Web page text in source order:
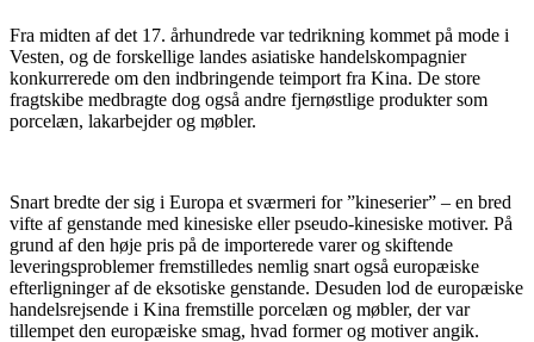
Fra midten af det 17. århundrede var tedrikning kommet på mode i
Vesten, og de forskellige landes asiatiske handelskompagnier
konkurrerede om den indbringende teimport fra Kina. De store
fragtskibe medbragte dog også andre fjernøstlige produkter som
porcelæn, lakarbejder og møbler.
Snart bredte der sig i Europa et sværmeri for ”kineserier” – en bred
vifte af genstande med kinesiske eller pseudo-kinesiske motiver. På
grund af den høje pris på de importerede varer og skiftende
leveringsproblemer fremstilledes nemlig snart også europæiske
efterligninger af de eksotiske genstande. Desuden lod de europæiske
handelsrejsende i Kina fremstille porcelæn og møbler, der var
tillempet den europæiske smag, hvad former og motiver angik.